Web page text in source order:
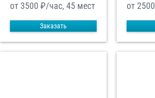
от 3500 ₽/час, 45 мест
Заказать
от 2500